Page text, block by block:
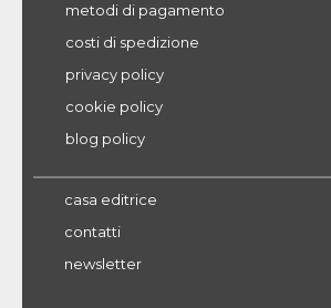
metodi di pagamento
costi di spedizione
privacy policy
cookie policy
blog policy
casa editrice
contatti
newsletter